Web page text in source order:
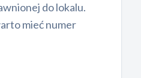
do lokalu.
mieć numer